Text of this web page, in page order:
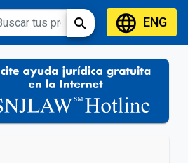
Toolsexpand_more search languageENG